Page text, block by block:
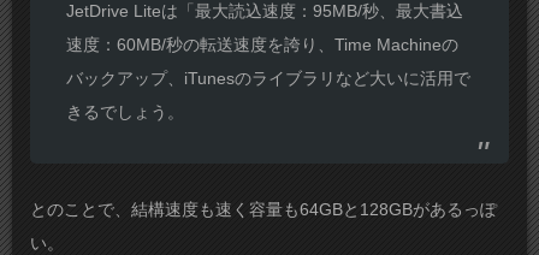
JetDrive Liteは「最大読込速度：95MB/秒、最大書込
速度：60MB/秒の転送速度を誇り、Time Machineの
バックアップ、iTunesのライブラリなど大いに活用で
きるでしょう。
とのことで、結構速度も速く容量も64GBと128GBがあるっぽ
い。